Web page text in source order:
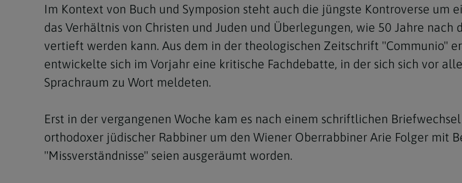
Im Kontext von Buch und Symposion steht auch die jüngste Kontroverse um
das Verhältnis von Christen und Juden und Überlegungen, wie 50 Jahre
vertieft werden kann. Aus dem in der theologischen Zeitschrift "Communio"
entwickelte sich im Vorjahr eine kritische Fachdebatte, in der sich sich vor
Sprachraum zu Wort meldeten.
Erst in der vergangenen Woche kam es nach einem schriftlichen
orthodoxer jüdischer Rabbiner um den Wiener Oberrabbiner Arie Folger mit
"Missverständnisse" seien ausgeräumt worden.